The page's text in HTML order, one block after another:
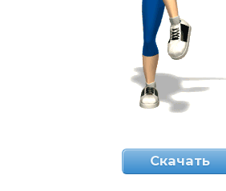
Скачать